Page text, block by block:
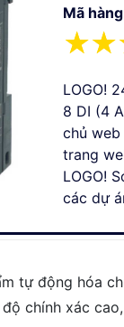
Mã
☆
☆
LOGO!
8 DI (4
chủ
trang
LOGO!
các dự
tự động hóa
chính xác